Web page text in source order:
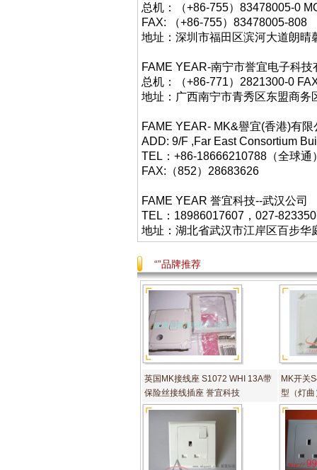
总机：（+86-755）83478005-0
FAX: （+86-755）83478005-808
地址：深圳市福田区滨河大道朗晴
FAME YEAR-南宁市誉宜电子科
总机：（+86-771）2821300-0
地址：广西南宁市青秀区东盟商
FAME YEAR- MK&譽宜(香港)有
ADD: 9/F ,Far East Consortium
TEL：+86-18666210788（全球
FAX:（852）28683626
FAME YEAR 誉宜科技--武汉公司
TEL：18986017607，027-
地址：湖北省武汉市江岸区百步华
“”品牌推荐
英国MK接线座 S1072 WHI 13A带
保险丝接线插座 誉宜科技
MK开关
型（灯曲